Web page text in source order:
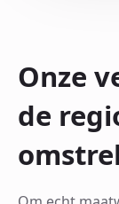
Onze
de